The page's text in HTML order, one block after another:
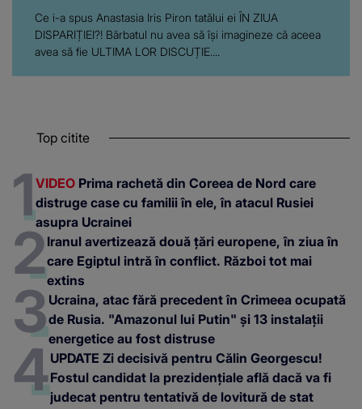
Ce i-a spus Anastasia Iris Piron tatălui ei ÎN ZIUA
DISPARIȚIEI?! Bărbatul nu avea să își imagineze că aceea
avea să fie ULTIMA LOR DISCUȚIE....
Top citite
VIDEO Prima rachetă din Coreea de Nord care
distruge case cu familii în ele, în atacul Rusiei
asupra Ucrainei
Iranul avertizează două țări europene, în ziua în
care Egiptul intră în conflict. Război tot mai
extins
Ucraina, atac fără precedent în Crimeea ocupată
de Rusia. "Amazonul lui Putin" și 13 instalații
energetice au fost distruse
UPDATE Zi decisivă pentru Călin Georgescu!
Fostul candidat la prezidențiale află dacă va fi
judecat pentru tentativă de lovitură de stat